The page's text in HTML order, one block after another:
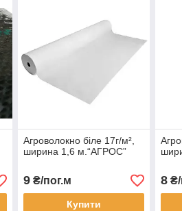
Агроволокно біле 17г/м²,
ширина 1,6 м.“AГРОС”
9₴/пог.м
Купити
8 ₴/